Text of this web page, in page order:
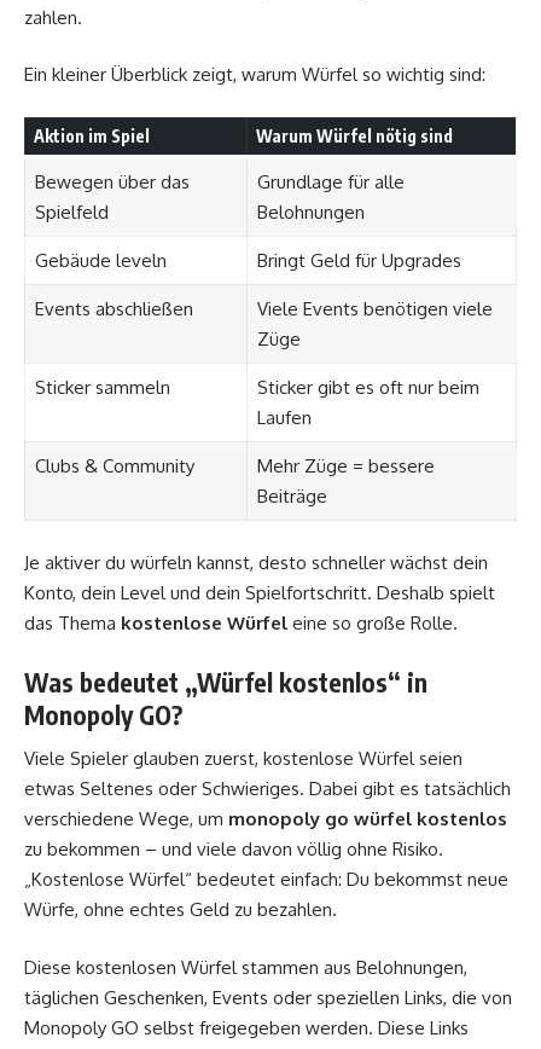
zahlen.
Ein kleiner Überblick zeigt, warum Würfel so wichtig sind:
Aktion im Spiel Warum Würfel nötig sind
Bewegen über das
Spielfeld
Grundlage für alle
Belohnungen
Gebäude leveln Bringt Geld für Upgrades
Events abschließen
Viele Events benötigen viele
Züge
Sticker sammeln
Sticker gibt es oft nur beim
Laufen
Clubs & Community
Mehr Züge = bessere
Beiträge
Je aktiver du würfeln kannst, desto schneller wächst dein
Konto, dein Level und dein Spielfortschritt. Deshalb spielt
das Thema kostenlose Würfel eine so große Rolle.
Was bedeutet „Würfel kostenlos“ in
Monopoly GO?
Viele Spieler glauben zuerst, kostenlose Würfel seien
etwas Seltenes oder Schwieriges. Dabei gibt es tatsächlich
verschiedene Wege, um monopoly go würfel kostenlos
zu bekommen – und viele davon völlig ohne Risiko.
„Kostenlose Würfel“ bedeutet einfach: Du bekommst neue
Würfe, ohne echtes Geld zu bezahlen.
Diese kostenlosen Würfel stammen aus Belohnungen,
täglichen Geschenken, Events oder speziellen Links, die von
Monopoly GO selbst freigegeben werden. Diese Links